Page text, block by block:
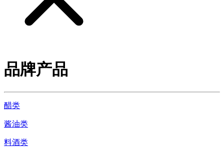
品牌产品
醋类
酱油类
料酒类